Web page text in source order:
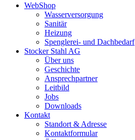
WebShop
Wasserversorgung
Sanitär
Heizung
Spenglerei- und Dachbedarf
Stocker Stahl AG
Über uns
Geschichte
Ansprechpartner
Leitbild
Jobs
Downloads
Kontakt
Standort & Adresse
Kontaktformular